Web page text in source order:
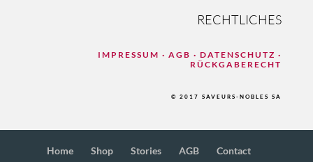
RECHTLICHES
IMPRESSUM ·AGB ·DATENSCHUTZ ·
RÜCKGABERECHT
© 2017 SAVEURS-NOBLES SA
Home Shop Stories AGB Contact